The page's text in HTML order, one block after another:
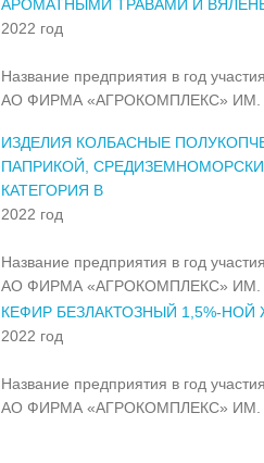
АРОМАТНЫМИ ТРАВАМИ И
2022 год
Название предприятия в год
АО ФИРМА «АГРОКОМПЛЕКС» ИМ.
ИЗДЕЛИЯ КОЛБАСНЫЕ
ПАПРИКОЙ,
КАТЕГОРИЯ В
2022 год
Название предприятия в год
АО ФИРМА «АГРОКОМПЛЕКС» ИМ.
КЕФИР БЕЗЛАКТОЗНЫЙ 1,5%-
2022 год
Название предприятия в год
АО ФИРМА «АГРОКОМПЛЕКС» ИМ.